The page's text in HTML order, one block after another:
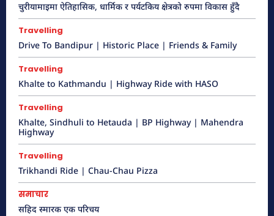
कुष्माण्ड सरोवर (१०८ गौमुखी धारा)
हेटौंडा अनलाईन
हेटौँडा नगरपालिकाको वडा नं. ९ को पश्चिम र पदमपोखरी गाविसको पूर्वी
भागमा रत्नावती, कर्णावती र कौशवाही (चुरे पर्वतको कुसको जङ्गलबाट उत्तर
बगेकी) नदीको सङ्गम...
चुरीयामाइमा ऐतिहासिक, धार्मिक र पर्यटकिय क्षेत्रको रुपमा विकास हुँदै
Travelling
Drive To Bandipur | Historic Place | Friends & Family
Travelling
Khalte to Kathmandu | Highway Ride with HASO
Travelling
Khalte, Sindhuli to Hetauda | BP Highway | Mahendra
Highway
Travelling
Trikhandi Ride | Chau-Chau Pizza
समाचार
सहिद स्मारक एक परिचय